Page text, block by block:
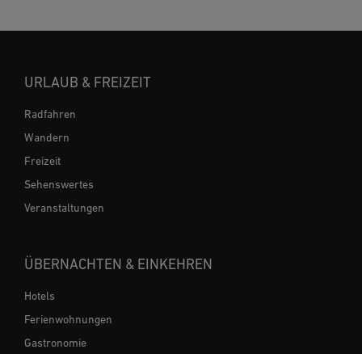
URLAUB & FREIZEIT
Radfahren
Wandern
Freizeit
Sehenswertes
Veranstaltungen
ÜBERNACHTEN & EINKEHREN
Hotels
Ferienwohnungen
Gastronomie